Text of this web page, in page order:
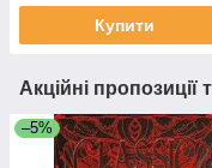
Купити
Акційні пропозиції
–5%